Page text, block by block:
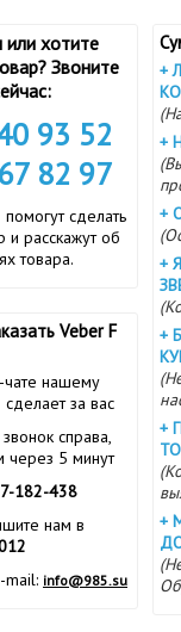
или хотите
Звоните
93 52
82 97
сделать
и расскажут об
товара.
+
+
+
+
+
+
+
Veber F
чате нашему
за вас
справа,
через 5 минут
182-438
нам в
info@985.su